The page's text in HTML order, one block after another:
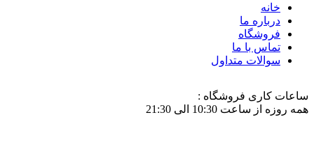
خانه
درباره ما
فروشگاه
تماس با ما
سوالات متداول
ساعات کاری فروشگاه :
همه روزه از ساعت 10:30 الی 21:30